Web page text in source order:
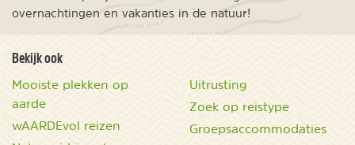
overnachtingen en vakanties in de natuur!
Bekijk ook
Mooiste plekken op
aarde
wAARDEvol reizen
Uitrusting
Zoek op reistype
Groepsaccommodaties